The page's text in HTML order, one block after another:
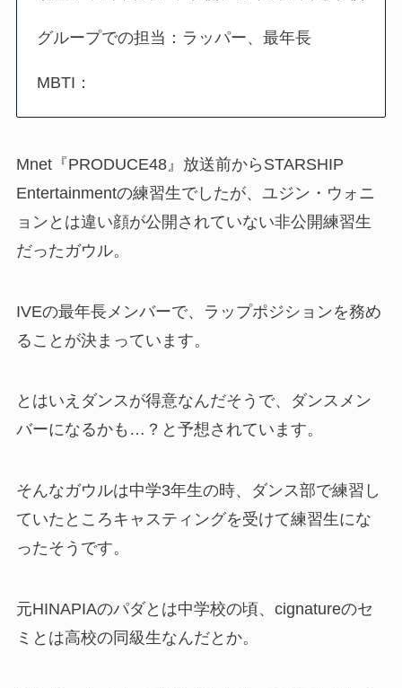
グループでの担当：ラッパー、最年長
MBTI：
Mnet『PRODUCE48』放送前からSTARSHIP
Entertainmentの練習生でしたが、ユジン・ウォニ
ョンとは違い顔が公開されていない非公開練習生
だったガウル。
IVEの最年長メンバーで、ラップポジションを務め
ることが決まっています。
とはいえダンスが得意なんだそうで、ダンスメン
バーになるかも…？と予想されています。
そんなガウルは中学3年生の時、ダンス部で練習し
ていたところキャスティングを受けて練習生にな
ったそうです。
元HINAPIAのパダとは中学校の頃、cignatureのセ
ミとは高校の同級生なんだとか。